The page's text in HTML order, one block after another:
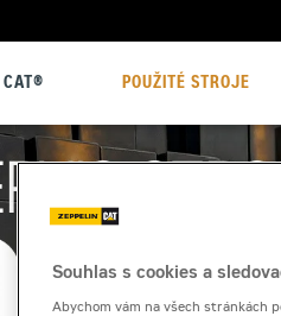
CAT® POUŽITÉ STROJE
Souhlas s cookies a
Abychom vám na všech stránkách